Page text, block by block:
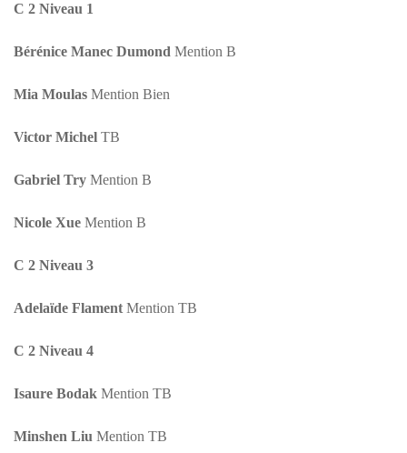
C 2 Niveau 1
Bérénice Manec Dumond Mention B
Mia Moulas Mention Bien
Victor Michel TB
Gabriel Try Mention B
Nicole Xue Mention B
C 2 Niveau 3
Adelaïde Flament Mention TB
C 2 Niveau 4
Isaure Bodak Mention TB
Minshen Liu Mention TB